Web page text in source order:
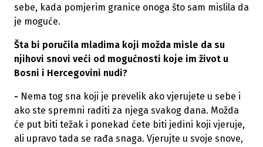
sebe, kada pomjerim granice onoga što sam mislila da
je moguće.
Šta bi poručila mladima koji možda misle da su
njihovi snovi veći od mogućnosti koje im život u
Bosni i Hercegovini nudi?
- Nema tog sna koji je prevelik ako vjerujete u sebe i
ako ste spremni raditi za njega svakog dana. Možda
će put biti težak i ponekad ćete biti jedini koji vjeruje,
ali upravo tada se rađa snaga. Vjerujte u svoje snove,